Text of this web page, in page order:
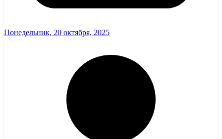
Понедельник, 20 октября, 2025